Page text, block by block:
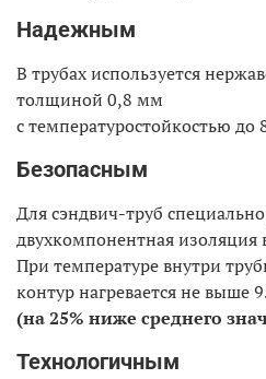
Надежным
В трубах используется
толщиной 0,8 мм
с температуростойкостью до
Безопасным
Для сэндвич-труб
двухкомпонентная изоляция
При температуре внутри
контур нагревается не выше
(на 25% ниже среднего
Технологичным